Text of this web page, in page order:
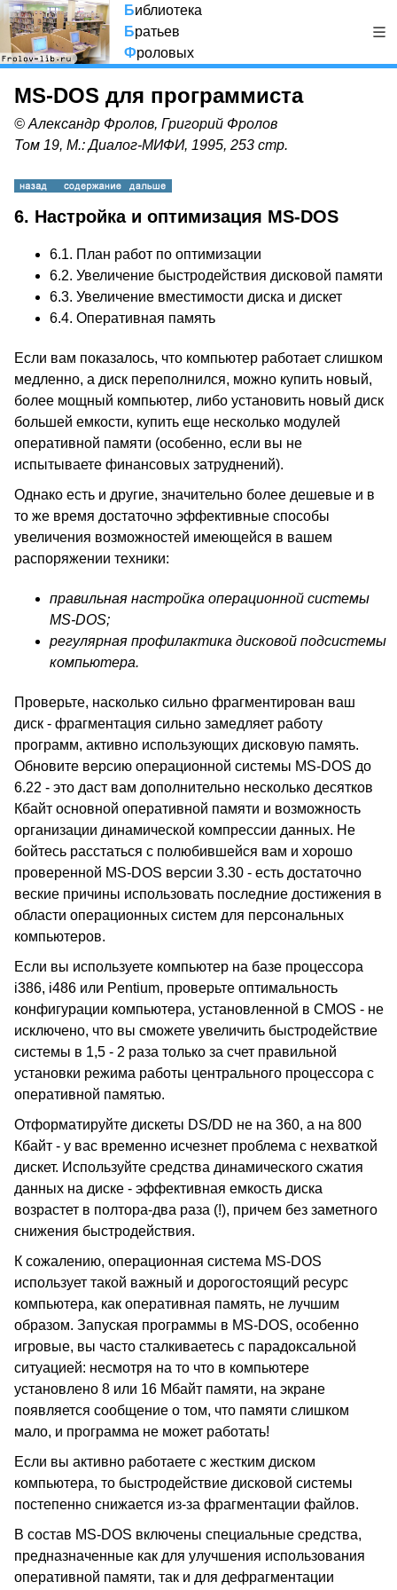
Библиотека
Братьев
Фроловых
MS-DOS для программиста
© Александр Фролов, Григорий Фролов
Том 19, М.: Диалог-МИФИ, 1995, 253 стр.
6. Настройка и оптимизация MS-DOS
6.1. План работ по оптимизации
6.2. Увеличение быстродействия дисковой памяти
6.3. Увеличение вместимости диска и дискет
6.4. Оперативная память
Если вам показалось, что компьютер работает слишком
медленно, а диск переполнился, можно купить новый,
более мощный компьютер, либо установить новый диск
большей емкости, купить еще несколько модулей
оперативной памяти (особенно, если вы не
испытываете финансовых затруднений).
Однако есть и другие, значительно более дешевые и в
то же время достаточно эффективные способы
увеличения возможностей имеющейся в вашем
распоряжении техники:
правильная настройка операционной системы
MS-DOS;
регулярная профилактика дисковой подсистемы
компьютера.
Проверьте, насколько сильно фрагментирован ваш
диск - фрагментация сильно замедляет работу
программ, активно использующих дисковую память.
Обновите версию операционной системы MS-DOS до
6.22 - это даст вам дополнительно несколько десятков
Кбайт основной оперативной памяти и возможность
организации динамической компрессии данных. Не
бойтесь расстаться с полюбившейся вам и хорошо
проверенной MS-DOS версии 3.30 - есть достаточно
веские причины использовать последние достижения в
области операционных систем для персональных
компьютеров.
Если вы используете компьютер на базе процессора
i386, i486 или Pentium, проверьте оптимальность
конфигурации компьютера, установленной в CMOS - не
исключено, что вы сможете увеличить быстродействие
системы в 1,5 - 2 раза только за счет правильной
установки режима работы центрального процессора с
оперативной памятью.
Отформатируйте дискеты DS/DD не на 360, а на 800
Кбайт - у вас временно исчезнет проблема с нехваткой
дискет. Используйте средства динамического сжатия
данных на диске - эффективная емкость диска
возрастет в полтора-два раза (!), причем без заметного
снижения быстродействия.
К сожалению, операционная система MS-DOS
использует такой важный и дорогостоящий ресурс
компьютера, как оперативная память, не лучшим
образом. Запуская программы в MS-DOS, особенно
игровые, вы часто сталкиваетесь с парадоксальной
ситуацией: несмотря на то что в компьютере
установлено 8 или 16 Мбайт памяти, на экране
появляется сообщение о том, что памяти слишком
мало, и программа не может работать!
Если вы активно работаете с жестким диском
компьютера, то быстродействие дисковой системы
постепенно снижается из-за фрагментации файлов.
В состав MS-DOS включены специальные средства,
предназначенные как для улучшения использования
оперативной памяти, так и для дефрагментации